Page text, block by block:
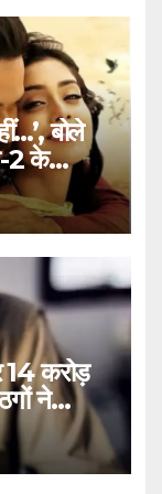
बोले
2 के
करोड़
ने